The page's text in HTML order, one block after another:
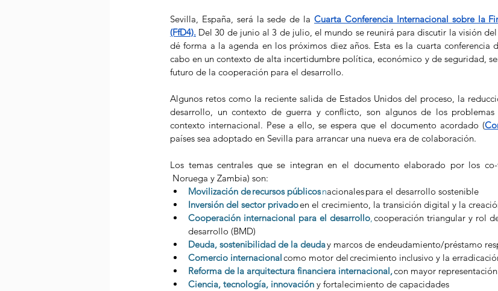
Sevilla, España, será la sede de la Cuarta Conferencia Internacional sobre la
(FfD4). Del 30 de junio al 3 de julio, el mundo se reunirá para discutir la visión
dé forma a la agenda en los próximos diez años. Esta es la cuarta conferencia
cabo en un contexto de alta incertidumbre política, económico y de seguridad,
futuro de la cooperación para el desarrollo.
Algunos retos como la reciente salida de Estados Unidos del proceso, la
desarrollo, un contexto de guerra y conflicto, son algunos de los
contexto internacional. Pese a ello, se espera que el documento acordado (
países sea adoptado en Sevilla para arrancar una nueva era de colaboración.
Los temas centrales que se integran en el documento elaborado por los
Noruega y Zambia) son:
Movilización de recursos públicos nacionales para el desarrollo sostenible
Inversión del sector privado en el crecimiento, la transición digital y la
Cooperación internacional para el desarrollo, cooperación triangular y rol
desarrollo (BMD)
Deuda, sostenibilidad de la deuda y marcos de endeudamiento/préstamo
Comercio internacional como motor del crecimiento inclusivo y la
Reforma de la arquitectura financiera internacional, con mayor
Ciencia, tecnología, innovación y fortalecimiento de capacidades